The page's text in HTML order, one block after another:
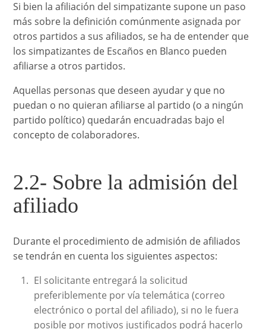
Si bien la afiliación del simpatizante supone un paso
más sobre la definición comúnmente asignada por
otros partidos a sus afiliados, se ha de entender que
los simpatizantes de Escaños en Blanco pueden
afiliarse a otros partidos.
Aquellas personas que deseen ayudar y que no
puedan o no quieran afiliarse al partido (o a ningún
partido político) quedarán encuadradas bajo el
concepto de colaboradores.
2.2- Sobre la admisión del
afiliado
Durante el procedimiento de admisión de afiliados
se tendrán en cuenta los siguientes aspectos:
El solicitante entregará la solicitud
preferiblemente por vía telemática (correo
electrónico o portal del afiliado), si no le fuera
posible por motivos justificados podrá hacerlo